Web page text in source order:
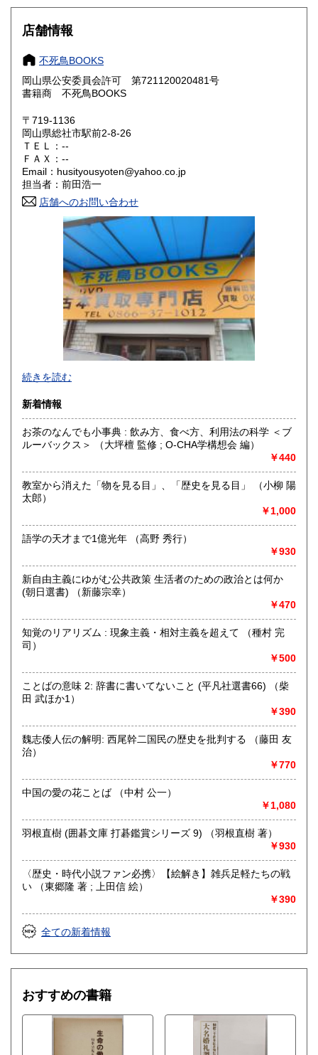
300円 300円
岐阜県
愛知県
滋賀県 300円
大阪府 300円
奈良県
鳥取県
300円 広島県
300円 徳島県
300円 愛媛県
300円 福岡県
300円 長崎県
熊本県
宮崎県
沖縄県 300円
店舗情報
不死鳥BOOKS
岡山県公安委員会許可 第721120020481号
書籍商 不死鳥BOOKS
〒719-1136
岡山県総社市駅前2-8-26
ＴＥＬ：--
ＦＡＸ：--
Email：husityousyoten@yahoo.co.jp
担当者：前田浩一
店舗へのお問い合わせ
不死鳥BOOKSでは、書籍だけでなくCD、DVD、レコード、
ゲーム、おもちゃ、骨董品まであらゆるものの買い取りがで
にお問い合わせください。出張費は、無料です。
沿線名：伯備線・桃太郎線(吉備線)
最寄駅：総社駅
定休日：年中無休
書籍の買取について
不死鳥BOOKSでは、書籍だけでなくCD、DVD、レコード、
ゲーム、おもちゃ、骨董品まであらゆるものの買い取りがで
きます。店主が、日本全国買取にお伺いいたします。お気軽
取り扱い分野
国書、サブカルチャー、古書一般（その他）
オールジャンル
続きを読む
新着情報
お茶のなんでも小事典 : 飲み方、食べ方、利用法の科学 ＜ブ
ルーバックス＞ （大坪檀 監修 ; O-CHA学構想会 編）
￥440
教室から消えた「物を見る目」、「歴史を見る目」 （小柳 陽
太郎）
￥1,000
語学の天才まで1億光年 （高野 秀行）
￥930
新自由主義にゆがむ公共政策 生活者のための政治とは何か
(朝日選書) （新藤宗幸）
￥470
知覚のリアリズム : 現象主義・相対主義を超えて （種村 完
司）
￥500
ことばの意味 2: 辞書に書いてないこと (平凡社選書66) （柴
田 武ほか1）
￥390
魏志倭人伝の解明: 西尾幹二国民の歴史を批判する （藤田 友
治）
￥770
中国の愛の花ことば （中村 公一）
￥1,080
羽根直樹 (囲碁文庫 打碁鑑賞シリーズ 9) （羽根直樹 著）
￥930
〈歴史・時代小説ファン必携〉【絵解き】雑兵足軽たちの戦
い （東郷隆 著 ; 上田信 絵）
￥390
全ての新着情報
おすすめの書籍